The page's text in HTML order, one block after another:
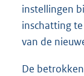
instellingen
inschatting
van de
De